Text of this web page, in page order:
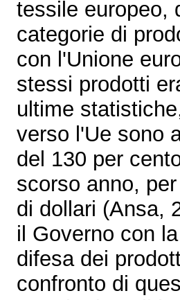
tessile europeo,
categorie di
con l'Unione
stessi prodotti
ultime
verso l'Ue sono
del 130 per
scorso anno,
di dollari (Ansa,
il Governo con
difesa dei
confronto di